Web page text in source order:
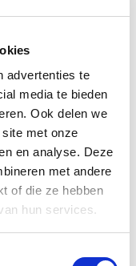
advertenties te
media te bieden
Ook delen we
met onze
en analyse. Deze
met andere
of die ze hebben
hun services.